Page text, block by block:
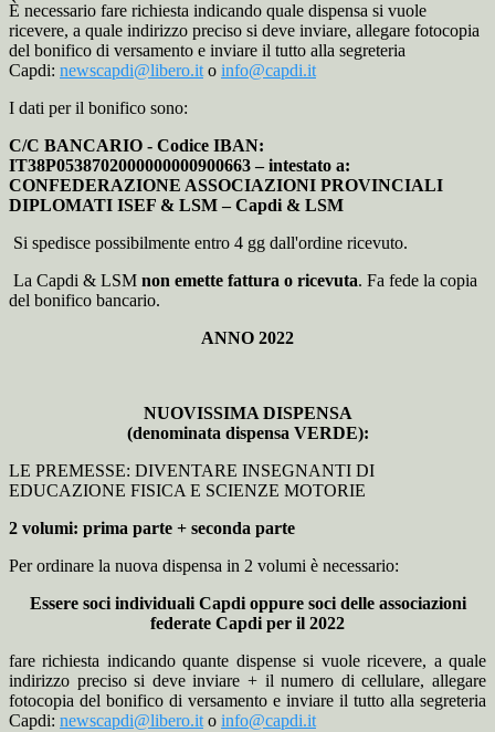
È necessario fare richiesta indicando quale dispensa si vuole
ricevere, a quale indirizzo preciso si deve inviare, allegare fotocopia
del bonifico di versamento e inviare il tutto alla segreteria
Capdi: newscapdi@libero.it o info@capdi.it
I dati per il bonifico sono:
C/C BANCARIO - Codice IBAN:
IT38P0538702000000000900663 – intestato a:
CONFEDERAZIONE ASSOCIAZIONI PROVINCIALI
DIPLOMATI ISEF & LSM – Capdi & LSM
Si spedisce possibilmente entro 4 gg dall'ordine ricevuto.
La Capdi & LSM non emette fattura o ricevuta. Fa fede la copia
del bonifico bancario.
ANNO 2022
NUOVISSIMA DISPENSA
(denominata dispensa VERDE):
LE PREMESSE: DIVENTARE INSEGNANTI DI
EDUCAZIONE FISICA E SCIENZE MOTORIE
2 volumi: prima parte + seconda parte
Per ordinare la nuova dispensa in 2 volumi è necessario:
Essere soci individuali Capdi oppure soci delle associazioni
federate Capdi per il 2022
fare richiesta indicando quante dispense si vuole ricevere, a quale
indirizzo preciso si deve inviare + il numero di cellulare, allegare
fotocopia del bonifico di versamento e inviare il tutto alla segreteria
Capdi: newscapdi@libero.it o info@capdi.it